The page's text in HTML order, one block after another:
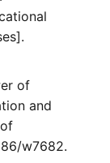
of
and
w7682.